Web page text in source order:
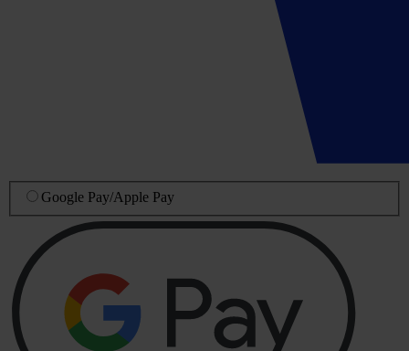
Google Pay/Apple Pay